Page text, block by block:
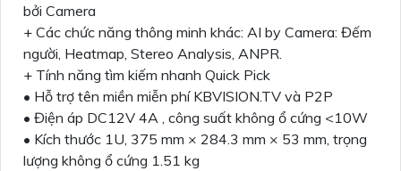
bởi Camera
+ Các chức năng thông minh khác: AI by Camera: Đếm
người, Heatmap, Stereo Analysis, ANPR.
+ Tính năng tìm kiếm nhanh Quick Pick
• Hỗ trợ tên miền miễn phí KBVISION.TV và P2P
• Điện áp DC12V 4A , công suất không ổ cứng <10W
• Kích thước 1U, 375 mm × 284.3 mm × 53 mm, trọng
lượng không ổ cứng 1.51 kg